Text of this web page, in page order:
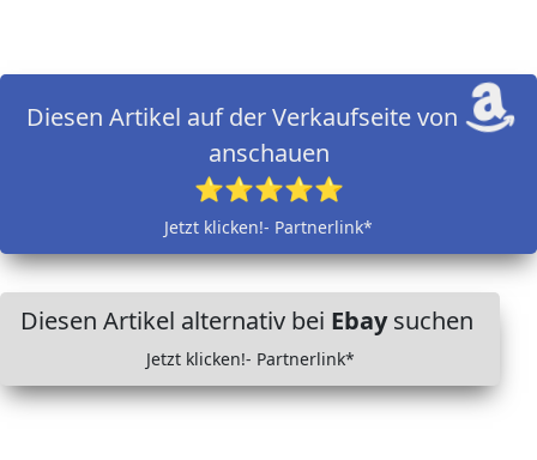
Diesen Artikel auf der Verkaufseite von
anschauen
⭐⭐⭐⭐⭐
Jetzt klicken!- Partnerlink*
Diesen Artikel alternativ bei Ebaysuchen
Jetzt klicken!- Partnerlink*